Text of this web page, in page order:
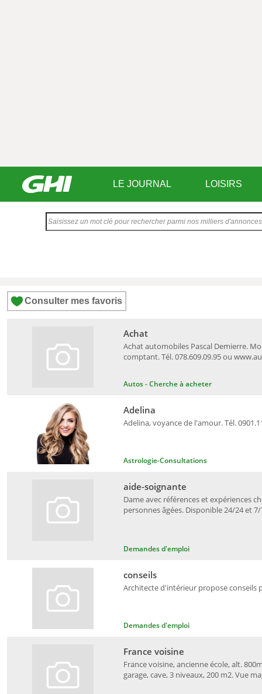
LE JOURNAL LOISIRS
Consulter mes favoris
Autos - Cherche à acheter
Achat automobiles Pascal Demierre.
comptant. Tél. 078.609.09.95 ou
Achat
Astrologie-Consultations
Adelina, voyance de l'amour. Tél.
Adelina
Demandes d'emploi
Dame avec références et expériences
personnes âgées. Disponible 24/24 et 7/
aide-soignante
Demandes d'emploi
Architecte d'intérieur propose conseils
conseils
France voisine, ancienne école, alt.
garage, cave, 3 niveaux, 200 m2. Vue
France voisine